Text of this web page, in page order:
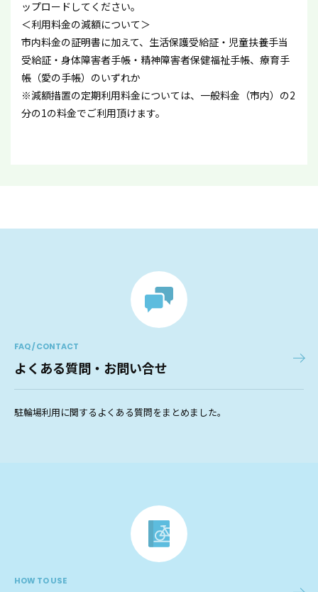
ップロードしてください。
＜利用料金の減額について＞
市内料金の証明書に加えて、生活保護受給証・児童扶養手当
受給証・身体障害者手帳・精神障害者保健福祉手帳、療育手
帳（愛の手帳）のいずれか
※減額措置の定期利用料金については、一般料金（市内）の2
分の1の料金でご利用頂けます。
FAQ / CONTACT
よくある質問・お問い合せ
駐輪場利用に関するよくある質問をまとめました。
HOW TO USE